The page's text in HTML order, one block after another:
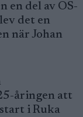
en del av OS-
det en
när Johan
åringen att
i Ruka